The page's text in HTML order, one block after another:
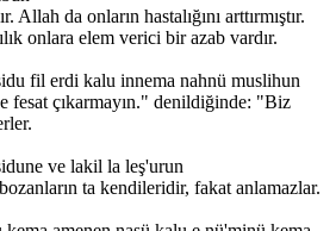
Allah da onların hastalığını arttırmıştır.
onlara elem verici bir azab vardır.
fil erdi kalu innema nahnü muslihun
fesat çıkarmayın." denildiğinde: "Biz
ve lakil la leş'urun
ta kendileridir, fakat anlamazlar.